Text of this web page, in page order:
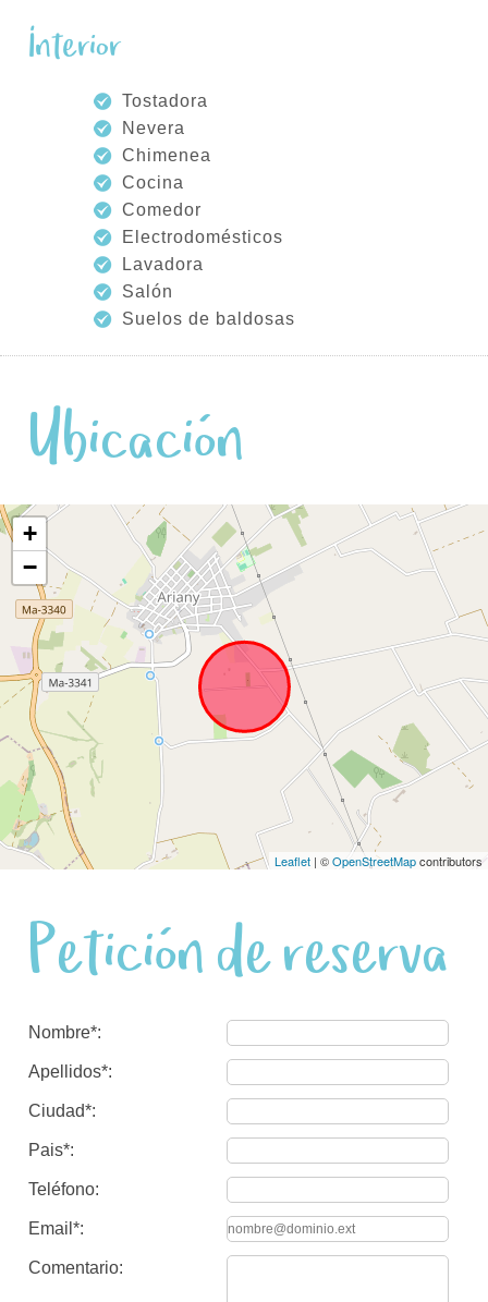
Interior
Tostadora
Nevera
Chimenea
Cocina
Comedor
Electrodomésticos
Lavadora
Salón
Suelos de baldosas
Ubicación
+
−
Leaflet | ©OpenStreetMapcontributors
Petición de reserva
Nombre*:
Apellidos*:
Ciudad*:
Pais*:
Teléfono:
Email*:
Comentario: